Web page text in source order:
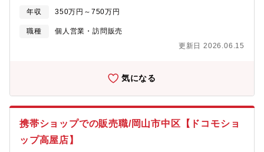
はお客様と接するなかで空気を読む力・対応力などコミュニケー
ション能力を磨くことができます。・査定金額はお客様にお車を
売っていただけるか大きな要素の一つですが、他社より査定金額
は多いです。同社では高価買取はもちろんですが、誠実なお客様
磨き、インセンティブとして実績に反映されていく。それが買取
査定の仕事の魅力です。＜Point＞・売却を検討されているお客様
への対応ですので飛び込み営業のような難しさはありません。・
車に詳しくなくてもOK！入社後は自動車に関する知識・査定ポイ
ント、接客についてのしっかりとした研修プログラムがあります
ので未経験・自動車に詳しくない方でも安心して始めていただけ
ます。・査定結果と写真を本部に送信し、査定金額は本部が提
年収 350万円～750万円
職種
個人営業・訪問販売
更新日 2026.06.15
気になる
携帯ショップでの販売職/岡山市中区【ドコモショ
ップ高屋店】